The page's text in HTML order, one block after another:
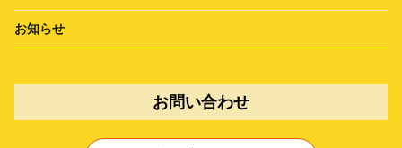
お知らせ
お問い合わせ